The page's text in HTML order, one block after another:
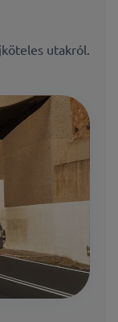
utakról.